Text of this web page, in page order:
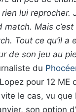
rien lui
Mais c’est
Tout ce qu’il
de son jeu au
du
pour 12
le cas, vu
son option